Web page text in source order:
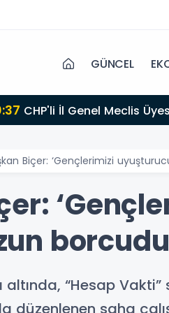
GÜNCEL
CHP'li İl Genel Meclis
Biçer: ‘Gençlerimizi
altında, “Hesap
düzenlenen saha